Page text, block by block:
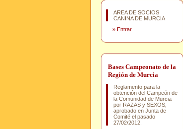
AREA DE SOCIOS
CANINA DE MURCIA
» Entrar
Bases Campeonato de la
Región de Murcia
Reglamento para la
obtención del Campeón de
la Comunidad de Murcia
por RAZAS y SEXOS,
aprobado en Junta de
Comité el pasado
27/02/2012.